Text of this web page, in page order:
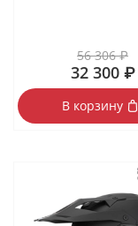
56 306 ₽
32 300 ₽
В корзину